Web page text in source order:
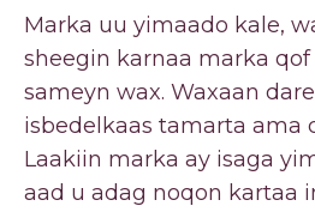
Marka uu yimaado kale,
sheegin karnaa marka
sameyn wax. Waxaan
isbedelkaas tamarta ama
Laakiin marka ay isaga
aad u adag noqon kartaa